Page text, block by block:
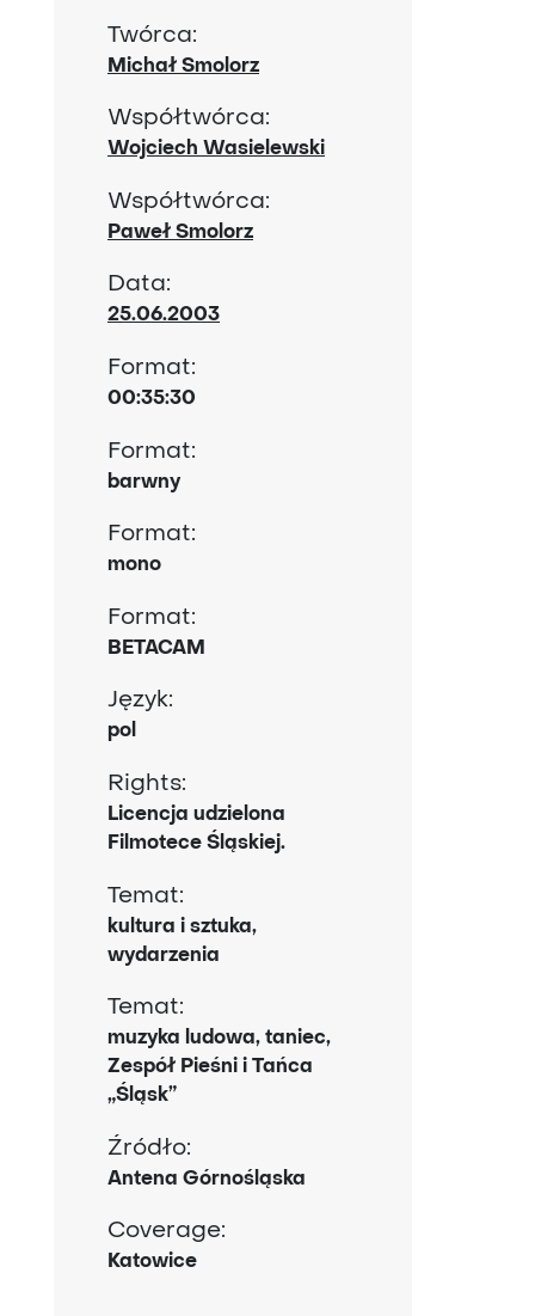
Twórca:
Michał Smolorz
Współtwórca:
Wojciech Wasielewski
Współtwórca:
Paweł Smolorz
Data:
25.06.2003
Format:
00:35:30
Format:
barwny
Format:
mono
Format:
BETACAM
Język:
pol
Rights:
Licencja udzielona
Filmotece Śląskiej.
Temat:
kultura i sztuka,
wydarzenia
Temat:
muzyka ludowa, taniec,
Zespół Pieśni i Tańca
„Śląsk”
Źródło:
Antena Górnośląska
Coverage:
Katowice